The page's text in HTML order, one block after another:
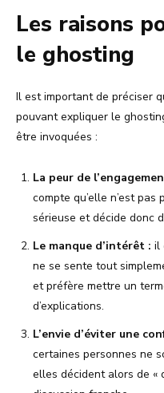
Les raisons
le ghosting
Il est important de préciser
pouvant expliquer le
être invoquées :
La peur de
compte qu’elle n’est
sérieuse et décide donc
Le manque d’intérêt : il
ne se sente tout
et préfère mettre un
d’explications.
L’envie d’éviter une
certaines personnes ne
elles décident alors de «